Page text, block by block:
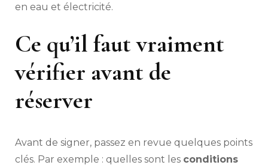
en eau et électricité.
Ce qu’il faut vraiment
vérifier avant de
réserver
Avant de signer, passez en revue quelques points
clés. Par exemple : quelles sont les conditions